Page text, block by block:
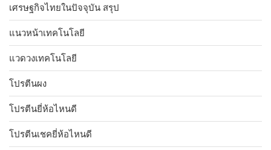
เศรษฐกิจไทยในปัจจุบัน สรุป
แนวหน้าเทคโนโลยี
แวดวงเทคโนโลยี
โปรตีนผง
โปรตีนยี่ห้อไหนดี
โปรตีนเชคยี่ห้อไหนดี